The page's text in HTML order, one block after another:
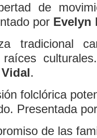
de
por Evelyn
tradicional
.
folclórica
Presentada
de las